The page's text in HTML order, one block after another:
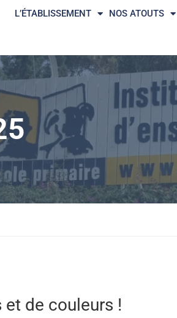
L’ÉTABLISSEMENT NOS ATOUTS
et de couleurs !